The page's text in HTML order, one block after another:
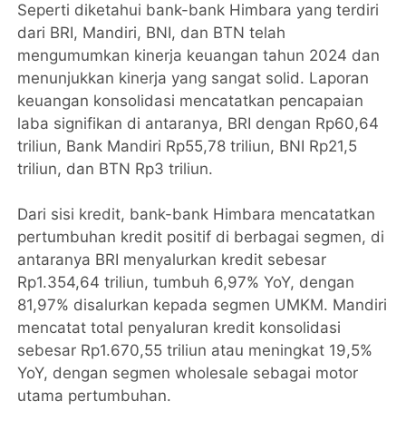
Seperti diketahui bank-bank Himbara yang terdiri
dari BRI, Mandiri, BNI, dan BTN telah
mengumumkan kinerja keuangan tahun 2024 dan
menunjukkan kinerja yang sangat solid. Laporan
keuangan konsolidasi mencatatkan pencapaian
laba signifikan di antaranya, BRI dengan Rp60,64
triliun, Bank Mandiri Rp55,78 triliun, BNI Rp21,5
triliun, dan BTN Rp3 triliun.
Dari sisi kredit, bank-bank Himbara mencatatkan
pertumbuhan kredit positif di berbagai segmen, di
antaranya BRI menyalurkan kredit sebesar
Rp1.354,64 triliun, tumbuh 6,97% YoY, dengan
81,97% disalurkan kepada segmen UMKM. Mandiri
mencatat total penyaluran kredit konsolidasi
sebesar Rp1.670,55 triliun atau meningkat 19,5%
YoY, dengan segmen wholesale sebagai motor
utama pertumbuhan.